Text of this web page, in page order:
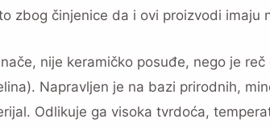
zbog činjenice da i ovi proizvodi imaju
nije keramičko posuđe, nego je
Napravljen je na bazi prirodnih,
Odlikuje ga visoka tvrdoća,